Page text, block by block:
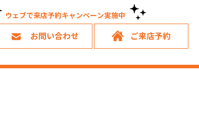
ウェブで来店予約キャンペーン実施中！
お問い合わせ ご来店予約